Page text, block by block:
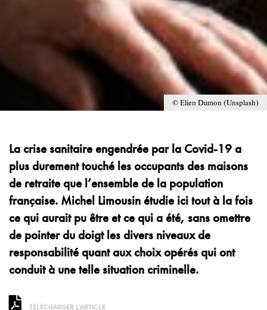
© Elien Dumon (Unsplash)
La crise sanitaire engendrée par la Covid-19 a
plus durement touché les occupants des maisons
de retraite que l’ensemble de la population
française. Michel Limousin étudie ici tout à la fois
ce qui aurait pu être et ce qui a été, sans omettre
de pointer du doigt les divers niveaux de
responsabilité quant aux choix opérés qui ont
conduit à une telle situation criminelle.
TÉLÉCHARGER L'ARTICLE